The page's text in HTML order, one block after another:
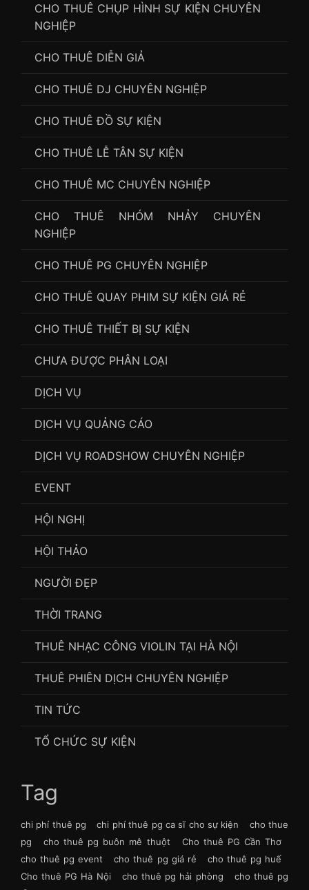
CHO THUÊ CHỤP HÌNH SỰ KIỆN CHUYÊN
NGHIỆP
CHO THUÊ DIỄN GIẢ
CHO THUÊ DJ CHUYÊN NGHIỆP
CHO THUÊ ĐỒ SỰ KIỆN
CHO THUÊ LỄ TÂN SỰ KIỆN
CHO THUÊ MC CHUYÊN NGHIỆP
CHO THUÊ NHÓM NHẢY CHUYÊN
NGHIỆP
CHO THUÊ PG CHUYÊN NGHIỆP
CHO THUÊ QUAY PHIM SỰ KIỆN GIÁ RẺ
CHO THUÊ THIẾT BỊ SỰ KIỆN
CHƯA ĐƯỢC PHÂN LOẠI
DỊCH VỤ
DỊCH VỤ QUẢNG CÁO
DỊCH VỤ ROADSHOW CHUYÊN NGHIỆP
EVENT
HỘI NGHỊ
HỘI THẢO
NGƯỜI ĐẸP
THỜI TRANG
THUÊ NHẠC CÔNG VIOLIN TẠI HÀ NỘI
THUÊ PHIÊN DỊCH CHUYÊN NGHIỆP
TIN TỨC
TỔ CHỨC SỰ KIỆN
Tag
chi phí thuê pg chi phí thuê pg ca sĩ cho sự kiện
cho thue
pg
cho thuê pg buôn mê thuột
Cho thuê PG Cần Thơ
cho thuê pg event
cho thuê pg giá rẻ
cho thuê pg huế
Cho thuê PG Hà Nội
cho thuê pg hải phòng
cho thuê pg